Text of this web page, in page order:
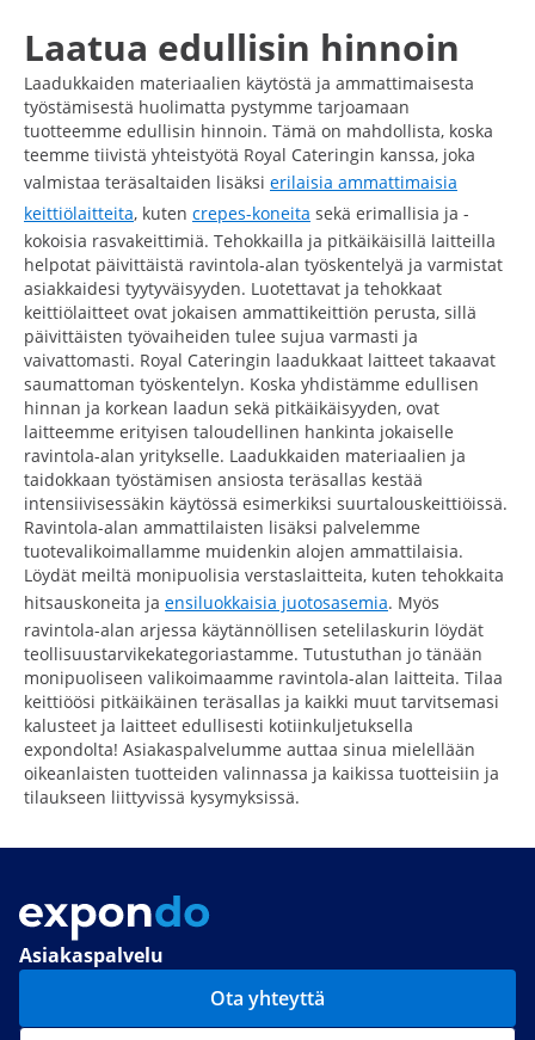
Laatua edullisin hinnoin
Laadukkaiden materiaalien käytöstä ja ammattimaisesta
työstämisestä huolimatta pystymme tarjoamaan
tuotteemme edullisin hinnoin. Tämä on mahdollista, koska
teemme tiivistä yhteistyötä Royal Cateringin kanssa, joka
valmistaa teräsaltaiden lisäksi erilaisia ammattimaisia
keittiölaitteita, kuten crepes-koneita sekä erimallisia ja -
kokoisia rasvakeittimiä. Tehokkailla ja pitkäikäisillä laitteilla
helpotat päivittäistä ravintola-alan työskentelyä ja varmistat
asiakkaidesi tyytyväisyyden. Luotettavat ja tehokkaat
keittiölaitteet ovat jokaisen ammattikeittiön perusta, sillä
päivittäisten työvaiheiden tulee sujua varmasti ja
vaivattomasti. Royal Cateringin laadukkaat laitteet takaavat
saumattoman työskentelyn. Koska yhdistämme edullisen
hinnan ja korkean laadun sekä pitkäikäisyyden, ovat
laitteemme erityisen taloudellinen hankinta jokaiselle
ravintola-alan yritykselle. Laadukkaiden materiaalien ja
taidokkaan työstämisen ansiosta teräsallas kestää
intensiivisessäkin käytössä esimerkiksi suurtalouskeittiöissä.
Ravintola-alan ammattilaisten lisäksi palvelemme
tuotevalikoimallamme muidenkin alojen ammattilaisia.
Löydät meiltä monipuolisia verstaslaitteita, kuten tehokkaita
hitsauskoneita ja ensiluokkaisia juotosasemia. Myös
ravintola-alan arjessa käytännöllisen setelilaskurin löydät
teollisuustarvikekategoriastamme. Tutustuthan jo tänään
monipuoliseen valikoimaamme ravintola-alan laitteita. Tilaa
keittiöösi pitkäikäinen teräsallas ja kaikki muut tarvitsemasi
kalusteet ja laitteet edullisesti kotiinkuljetuksella
expondolta! Asiakaspalvelumme auttaa sinua mielellään
oikeanlaisten tuotteiden valinnassa ja kaikissa tuotteisiin ja
tilaukseen liittyvissä kysymyksissä.
Asiakaspalvelu
Ota yhteyttä